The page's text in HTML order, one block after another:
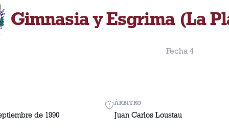
Gimnasia y Esgrima (La
Fecha 4
de 1990
ÁRBITRO
Juan Carlos Loustau